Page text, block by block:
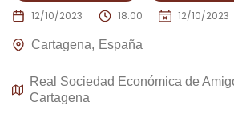
12/10/2023 18:00 12/10/2023
Cartagena España
Real Sociedad Económica de
Cartagena